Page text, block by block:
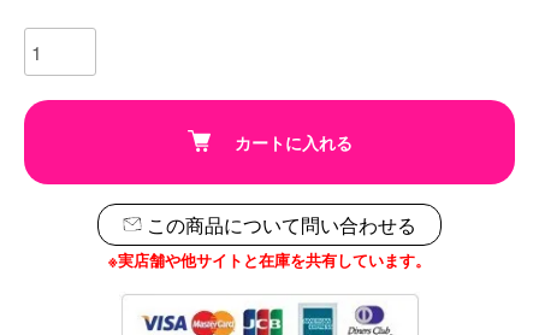
カートに入れる
この商品について問い合わせる
※実店舗や他サイトと在庫を共有しています。